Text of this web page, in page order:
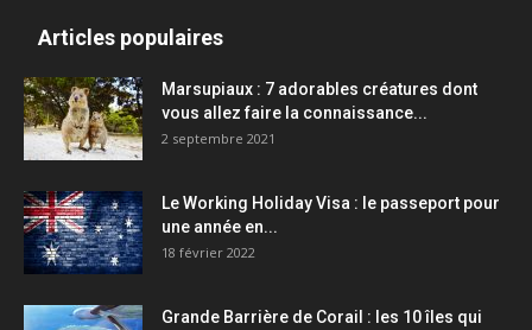
Articles populaires
Marsupiaux : 7 adorables créatures dont
vous allez faire la connaissance...
2 septembre 2021
Le Working Holiday Visa : le passeport pour
une année en...
18 février 2022
Grande Barrière de Corail : les 10 îles qui